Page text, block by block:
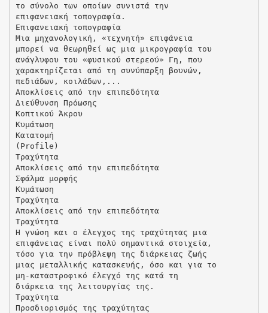
το σύνολο των οποίων συνιστά την
επιφανειακή τοπογραφία.
Επιφανειακή τοπογραφία
Μια μηχανολογική, «τεχνητή» επιφάνεια
μπορεί να θεωρηθεί ως μια μικρογραφία του
ανάγλυφου του «φυσικού στερεού» Γη, που
χαρακτηρίζεται από τη συνύπαρξη βουνών,
πεδιάδων, κοιλάδων,...
Αποκλίσεις από την επιπεδότητα
Διεύθυνση Πρόωσης
Κοπτικού Άκρου
Κυμάτωση
Κατατομή
(Profile)
Τραχύτητα
Αποκλίσεις από την επιπεδότητα
Σφάλμα μορφής
Κυμάτωση
Τραχύτητα
Αποκλίσεις από την επιπεδότητα
Τραχύτητα
Η γνώση και ο έλεγχος της τραχύτητας μια
επιφάνειας είναι πολύ σημαντικά στοιχεία,
τόσο για την πρόβλεψη της διάρκειας ζωής
μιας μεταλλικής κατασκευής, όσο και για το
μη-καταστροφικό έλεγχό της κατά τη
διάρκεια της λειτουργίας της.
Τραχύτητα
Προσδιορισμός της τραχύτητας